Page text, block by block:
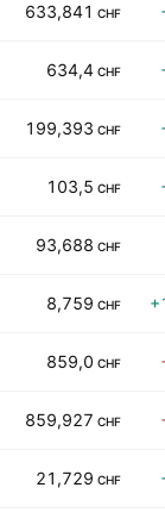
633,841 CHF
634,4 CHF
199,393 CHF
103,5 CHF
93,688 CHF
8,759 CHF
859,0 CHF
859,927 CHF
21,729 CHF